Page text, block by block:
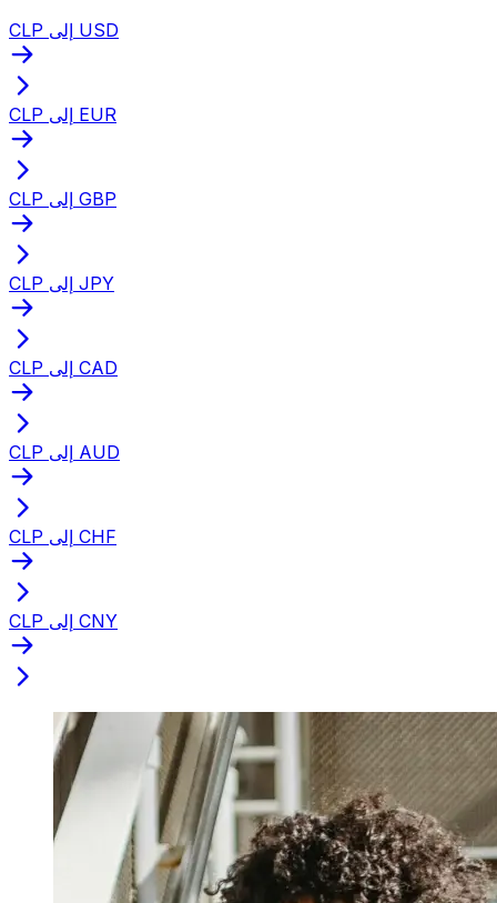
CLP إلى USD
CLP إلى EUR
CLP إلى GBP
CLP إلى JPY
CLP إلى CAD
CLP إلى AUD
CLP إلى CHF
CLP إلى CNY